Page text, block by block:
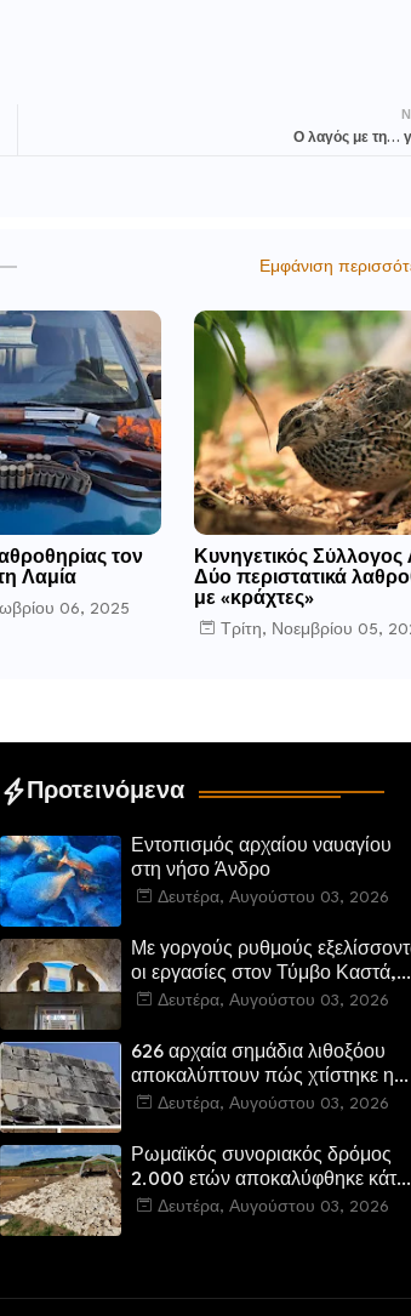
Ο λαγός με τη…
Εμφάνιση
τον
Λαμία
06, 2025
Κυνηγετικός Σύλλογος
Δύο περιστατικά
με «κράχτες»
Τρίτη, Νοεμβρίου 05,
Προτεινόμενα
Εντοπισμός αρχαίου ναυαγίου
στη νήσο Άνδρο
Δευτέρα, Αυγούστου 03, 2026
Με γοργούς ρυθμούς
οι εργασίες στον Τύμβο Καστά,
στην Αμφίπολη. Αποδίδονται
αποκατεστημένα και προσβάσιμα
Δευτέρα, Αυγούστου 03, 2026
626 αρχαία σημάδια λιθοξόου
αποκαλύπτουν πώς χτίστηκε η
πύλη της ελληνικής Πτολεμαΐδας
Δευτέρα, Αυγούστου 03, 2026
Ρωμαϊκός συνοριακός δρόμος
2.000 ετών αποκαλύφθηκε κάτω
από τη διαδρομή του νέου
Δευτέρα, Αυγούστου 03, 2026